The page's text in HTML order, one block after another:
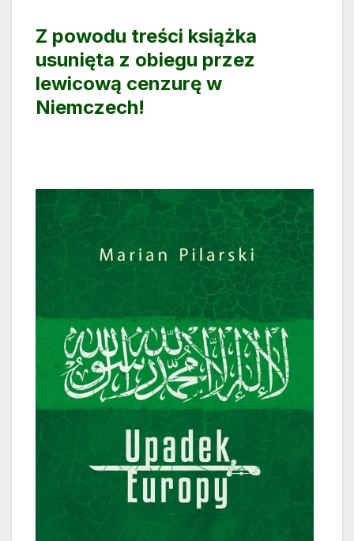
Z powodu treści książka
usunięta z obiegu przez
lewicową cenzurę w
Niemczech!